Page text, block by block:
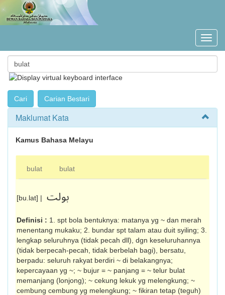
Maklumat Kata
Kamus Bahasa Melayu
bulat bulat
[bu.lat] | بولت
Definisi : 1. spt bola bentuknya: matanya yg ~ dan merah
menentang mukaku; 2. bundar spt talam atau duit syiling; 3.
lengkap seluruhnya (tidak pecah dll), dgn keseluruhannya
(tidak berpecah-pecah, tidak berbelah bagi), bersatu,
berpadu: seluruh rakyat berdiri ~ di belakangnya;
kepercayaan yg ~; ~ bujur = ~ panjang = ~ telur bulat
memanjang (lonjong); ~ cekung lekuk yg melengkung; ~
cembung cembung yg melengkung; ~ fikiran tetap (teguh)